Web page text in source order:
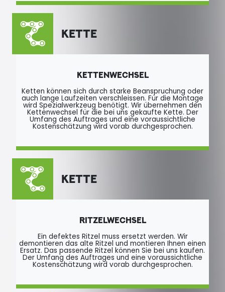
KETTE
KETTENWECHSEL
Ketten können sich durch starke Beanspruchung oder
auch lange Laufzeiten verschleissen. Für die Montage
wird Spezialwerkzeug benötigt. Wir übernehmen den
Kettenwechsel für die bei uns gekaufte Kette. Der
Umfang des Auftrages und eine voraussichtliche
Kostenschätzung wird vorab durchgesprochen.
KETTE
RITZELWECHSEL
Ein defektes Ritzel muss ersetzt werden. Wir
demontieren das alte Ritzel und montieren Ihnen einen
Ersatz. Das passende Ritzel können Sie bei uns kaufen.
Der Umfang des Auftrages und eine voraussichtliche
Kostenschätzung wird vorab durchgesprochen.